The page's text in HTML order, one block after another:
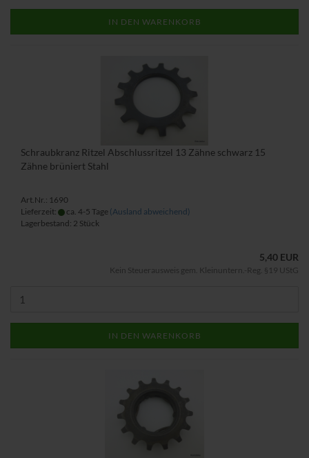
IN DEN WARENKORB
Schraubkranz Ritzel Abschlussritzel 13 Zähne schwarz 15
Zähne brüniert Stahl
Art.Nr.: 1690
Lieferzeit:
ca. 4-5 Tage (Ausland abweichend)
Lagerbestand: 2 Stück
5,40 EUR
Kein Steuerausweis gem. Kleinuntern.-Reg. §19 UStG
IN DEN WARENKORB